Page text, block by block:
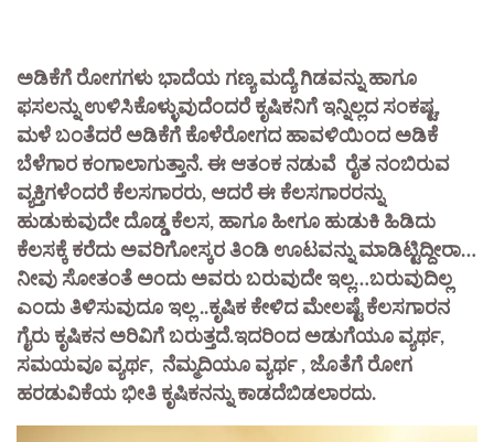
ಅಡಿಕೆಗೆ ರೋಗಗಳು ಭಾದೆಯ ಗಣ್ಯ ಮದ್ಯೆ ಗಿಡವನ್ನು ಹಾಗೂ
ಫಸಲನ್ನು ಉಳಿಸಿಕೊಳ್ಳುವುದೆಂದರೆ ಕೃಷಿಕನಿಗೆ ಇನ್ನಿಲ್ಲದ ಸಂಕಷ್ಟ,
ಮಳೆ ಬಂತೆದರೆ ಅಡಿಕೆಗೆ ಕೊಳೆರೋಗದ ಹಾವಳಿಯಿಂದ ಅಡಿಕೆ
ಬೆಳೆಗಾರ ಕಂಗಾಲಾಗುತ್ತಾನೆ. ಈ ಆತಂಕ ನಡುವೆ ರೈತ ನಂಬಿರುವ
ವ್ಯಕ್ತಿಗಳೆಂದರೆ ಕೆಲಸಗಾರರು, ಆದರೆ ಈ ಕೆಲಸಗಾರರನ್ನು
ಹುಡುಕುವುದೇ ದೊಡ್ಡ ಕೆಲಸ, ಹಾಗೂ ಹೀಗೂ ಹುಡುಕಿ ಹಿಡಿದು
ಕೆಲಸಕ್ಕೆ ಕರೆದು ಅವರಿಗೋಸ್ಕರ ತಿಂಡಿ ಊಟವನ್ನು ಮಾಡಿಟ್ಟಿದ್ದೀರಾ…
ನೀವು ಸೋತಂತೆ ಅಂದು ಅವರು ಬರುವುದೇ ಇಲ್ಲ…ಬರುವುದಿಲ್ಲ
ಎಂದು ತಿಳಿಸುವುದೂ ಇಲ್ಲ ..ಕೃಷಿಕ ಕೇಳಿದ ಮೇಲಷ್ಟೆ ಕೆಲಸಗಾರನ
ಗೈರು ಕೃಷಿಕನ ಅರಿವಿಗೆ ಬರುತ್ತದೆ.ಇದರಿಂದ ಅಡುಗೆಯೂ ವ್ಯರ್ಥ,
ಸಮಯವೂ ವ್ಯರ್ಥ, ನೆಮ್ಮದಿಯೂ ವ್ಯರ್ಥ , ಜೊತೆಗೆ ರೋಗ
ಹರಡುವಿಕೆಯ ಭೀತಿ ಕೃಷಿಕನನ್ನು ಕಾಡದೆಬಿಡಲಾರದು.